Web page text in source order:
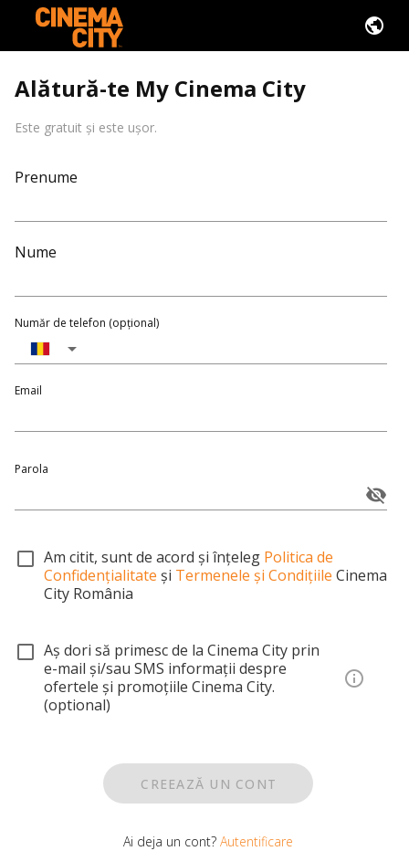
Alătură-te My Cinema City
Este gratuit și este ușor.
Prenume
Nume
Număr de telefon (opțional)
Email
Parola
Am citit, sunt de acord și înțeleg Politica de
Confidențialitate și Termenele și Condițiile Cinema
City România
Aș dori să primesc de la Cinema City prin
e-mail și/sau SMS informații despre
ofertele și promoțiile Cinema City.
(optional)
CREEAZĂ UN CONT
Ai deja un cont? Autentificare